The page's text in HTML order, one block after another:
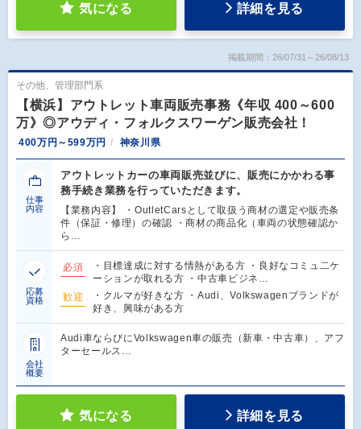
気になる 詳細を見る
掲載期間：26/07/31～26/08/13
その他、管理部門系
【横浜】アウトレット車両販売事務《年収 400～600
万》◎アウディ・フォルクスワーゲン販売会社！
400万円～599万円 神奈川県
仕事
内容
アウトレットカーの車両販売並びに、販売にかかわる事
務手続き業務を行っていただきます。
【業務内容】 ・OutletCarsとして取扱う商材の選定や販売条
件（保証・修理）の確認 ・商材の商品化（車両の状態確認か
ら…
応募
資格
必須
・目標達成に対する情熱がある方 ・良好なコミュ二ケ
ーションが取れる方 ・中古車ビジネ…
歓迎
・クルマが好きな方 ・Audi、Volkswagenブランドが
好き、興味がある方
会社
概要
Audi車ならびにVolkswagen車の販売（新車・中古車）、アフ
ターセールス…
気になる 詳細を見る